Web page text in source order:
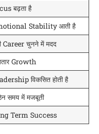
बढ़ता है
Stability आती है
Career चुनने में मदद
Growth
विकसित होती है
समय में मजबूती
Term Success